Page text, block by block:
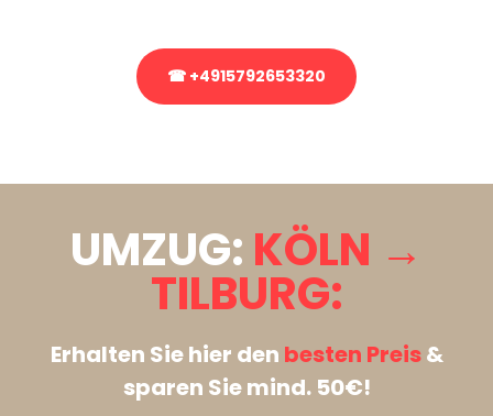
☎ +4915792653320
UMZUG: KÖLN →
TILBURG:
Erhalten Sie hier den besten Preis&
sparen Sie mind. 50€!